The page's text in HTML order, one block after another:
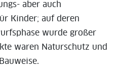
aber auch
Kinder; auf deren
wurde großer
waren Naturschutz und